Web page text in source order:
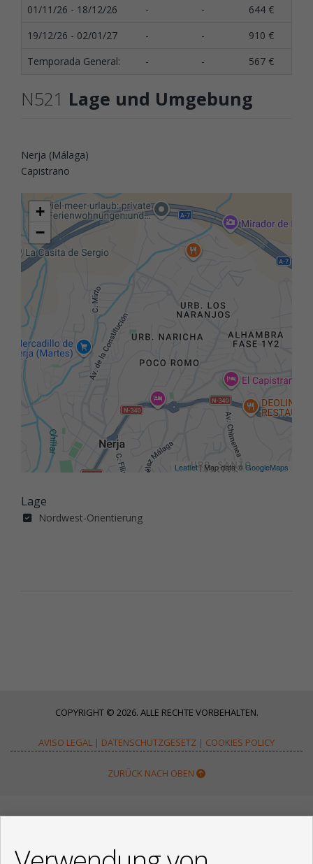
01/11/26 - 18/12/26
- - 644 €
19/12/26 - 02/01/27
- - 910 €
Temporada General:
- - 567 €
N521 Lage und Umgebung
Nerja (Málaga)
Capistrano
+
−
Leaflet| Map data ©GoogleMaps
Lage
Nordwest-Orientierung
COPYRIGHT © 2026. ALLE RECHTE VORBEHALTEN.
AVISO LEGAL | DATENSCHUTZGESETZ | COOKIES POLICY
ZURÜCK NACH OBEN